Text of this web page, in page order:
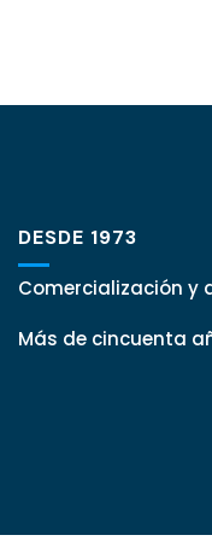
DESDE 1973
Comercialización y
Más de cincuenta